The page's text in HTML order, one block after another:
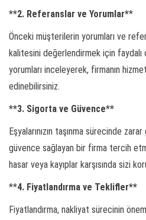
**2. Referanslar ve Yorumlar**
Önceki müşterilerin yorumları ve
kalitesini değerlendirmek için
yorumları inceleyerek, firmanın
edinebilirsiniz.
**3. Sigorta ve Güvence**
Eşyalarınızın taşınma sürecinde
güvence sağlayan bir firma tercih
hasar veya kayıplar karşısında sizi
**4. Fiyatlandırma ve Teklifler**
Fiyatlandırma, nakliyat sürecinin